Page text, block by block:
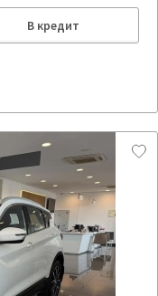
В кредит